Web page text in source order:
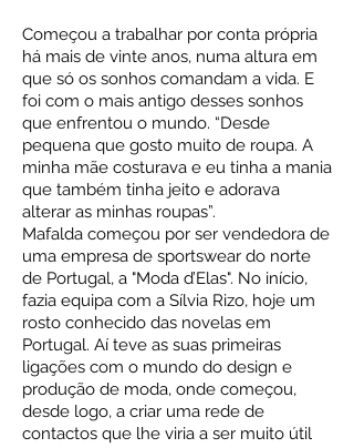
Começou a trabalhar por conta própria
há mais de vinte anos, numa altura em
que só os sonhos comandam a vida. E
foi com o mais antigo desses sonhos
que enfrentou o mundo. “Desde
pequena que gosto muito de roupa. A
minha mãe costurava e eu tinha a mania
que também tinha jeito e adorava
alterar as minhas roupas”.
Mafalda começou por ser vendedora de
uma empresa de sportswear do norte
de Portugal, a "Moda d’Elas". No início,
fazia equipa com a Sílvia Rizo, hoje um
rosto conhecido das novelas em
Portugal. Aí teve as suas primeiras
ligações com o mundo do design e
produção de moda, onde começou,
desde logo, a criar uma rede de
contactos que lhe viria a ser muito útil